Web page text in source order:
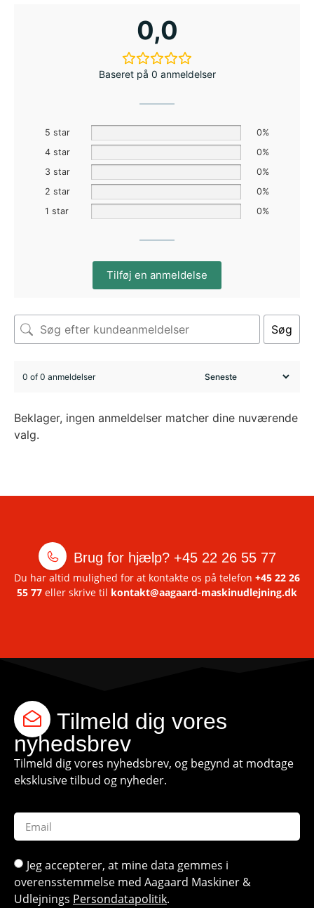
0,0
Baseret på 0 anmeldelser
5 star
0%
4 star
0%
3 star
0%
2 star
0%
1 star
0%
Tilføj en anmeldelse
Søg
0 of 0 anmeldelser
Beklager, ingen anmeldelser matcher dine nuværende
valg.
Brug for hjælp? +45 22 26 55 77
Du har altid mulighed for at kontakte os på telefon +45 22 26
55 77 eller skrive til kontakt@aagaard-maskinudlejning.dk
Tilmeld dig vores
nyhedsbrev
Tilmeld dig vores nyhedsbrev, og begynd at modtage
eksklusive tilbud og nyheder.
Jeg accepterer, at mine data gemmes i
overensstemmelse med Aagaard Maskiner &
Udlejnings Persondatapolitik.